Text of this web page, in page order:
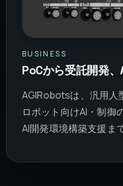
BUSINESS
PoCから受託開発
AGIRobotsは、汎用人
ロボット向けAI・制御
AI開発環境構築支援ま